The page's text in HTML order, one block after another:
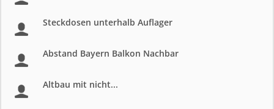
Steckdosen unterhalb Auflager
Abstand Bayern Balkon Nachbar
Altbau mit nicht...